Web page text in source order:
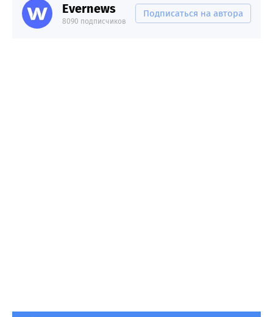
Evernews
8090 подписчиков
Подписаться на автора